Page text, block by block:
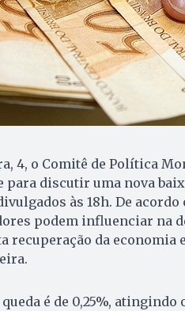
4, o Comitê de Política
para discutir uma nova
às 18h. De acordo
podem influenciar na
recuperação da economia
é de 0,25%, atingindo